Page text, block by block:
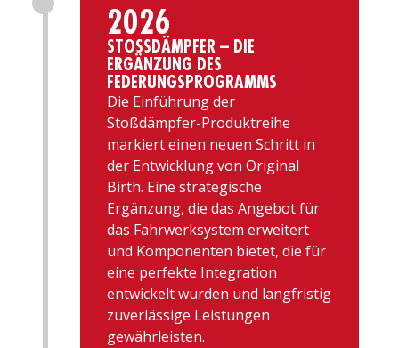
2026
STOSSDÄMPFER – DIE
ERGÄNZUNG DES
FEDERUNGSPROGRAMMS
Die Einführung der
Stoßdämpfer-Produktreihe
markiert einen neuen Schritt in
der Entwicklung von Original
Birth. Eine strategische
Ergänzung, die das Angebot für
das Fahrwerksystem erweitert
und Komponenten bietet, die für
eine perfekte Integration
entwickelt wurden und langfristig
zuverlässige Leistungen
gewährleisten.